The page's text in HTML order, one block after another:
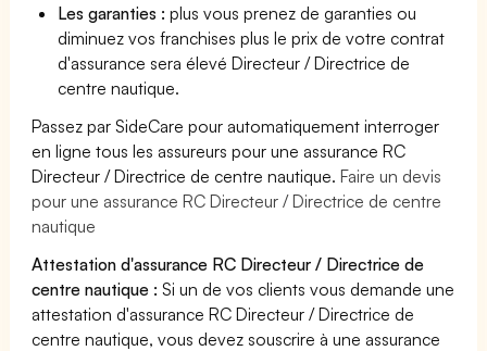
Les garanties :plus vous prenez de garanties ou
diminuez vos franchises plus le prix de votre contrat
d'assurance sera élevé Directeur / Directrice de
centre nautique.
Passez par SideCare pour automatiquement interroger
en ligne tous les assureurs pour une assurance RC
Directeur / Directrice de centre nautique.Faire un devis
pour une assurance RC Directeur / Directrice de centre
nautique
Attestation d'assurance RC Directeur / Directrice de
centre nautique : Si un de vos clients vous demande une
attestation d'assurance RC Directeur / Directrice de
centre nautique, vous devez souscrire à une assurance